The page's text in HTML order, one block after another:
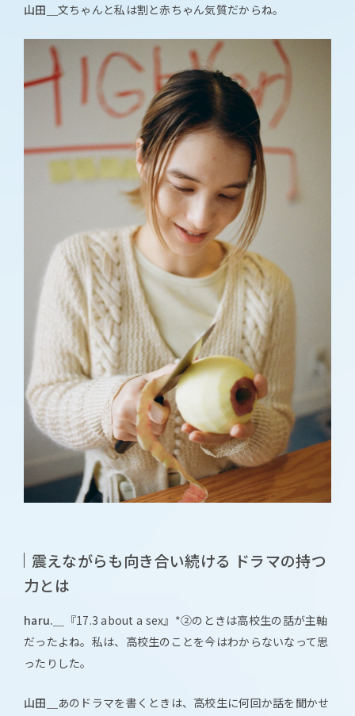
山田＿ 文ちゃんと私は割と赤ちゃん気質だからね。
震えながらも向き合い続ける ドラマの持つ
力とは
haru.＿
『17.3 about a sex』*②のときは高校生の話が主軸
だったよね。私は、高校生のことを今はわからないなって思
ったりした。
山田＿ あのドラマを書くときは、高校生に何回か話を聞かせ